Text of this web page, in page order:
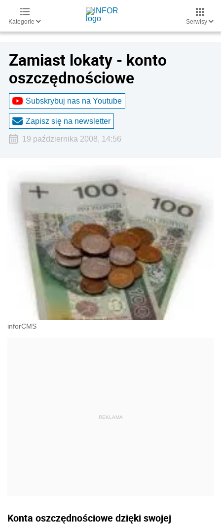
Kategorie Serwisy
Zamiast lokaty - konto
oszczędnościowe
Subskrybuj nas na Youtube
Zapisz się na newsletter
19 października 2008, 14:56
inforCMS
Konta oszczędnościowe dzięki swojej